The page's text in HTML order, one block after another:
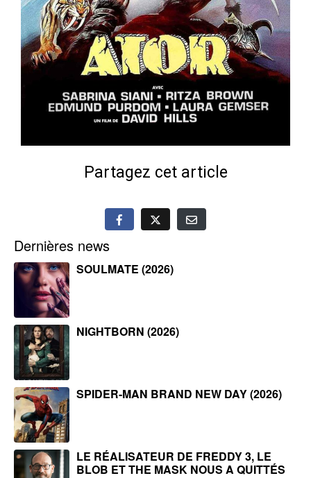
Partagez cet article
Dernières news
SOULMATE (2026)
NIGHTBORN (2026)
SPIDER-MAN BRAND NEW DAY (2026)
LE RÉALISATEUR DE FREDDY 3, LE
BLOB ET THE MASK NOUS A QUITTÉS